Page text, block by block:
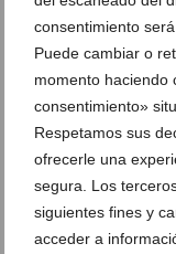
consentimiento
Puede cambiar o
momento haciendo
consentimiento»
Respetamos sus
ofrecerle una
segura. Los
siguientes fines y
acceder a
Ver sorteos
Newsletter